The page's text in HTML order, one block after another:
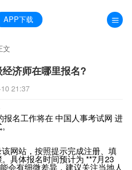
APP下载
文
济师在哪里报名?
21:37
名工作将在 中国人事考试网 进
网站，按照提示完成注册、填
具体报名时间预计为 **7月23
会有细微差异，建议关注当地人